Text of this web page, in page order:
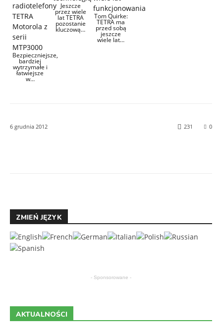
Bezpieczniejsze,
bardziej
wytrzymałe i
łatwiejsze
w…
Jeszcze
przez wiele
lat TETRA
pozostanie
kluczową…
Tom Quirke:
TETRA ma
przed sobą
jeszcze
wiele lat…
6 grudnia 2012 0
231
ZMIEŃ JĘZYK
- Sponsorowane -
AKTUALNOŚCI